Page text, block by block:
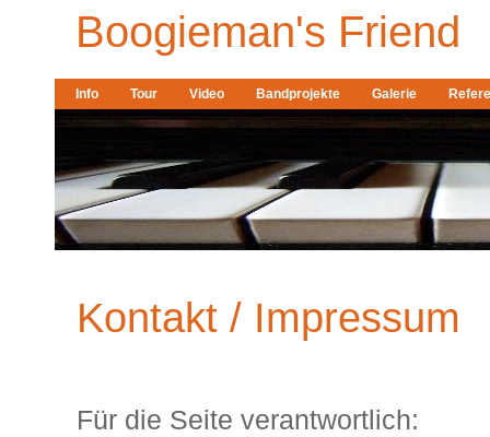
Boogieman's Friend
Info Tour Video Bandprojekte Galerie
Kontakt / Impressum
Für die Seite verantwortlich: